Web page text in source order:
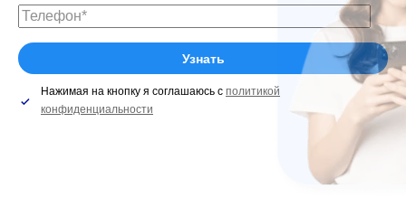
Нажимая на кнопку я соглашаюсь с политикой
конфиденциальности